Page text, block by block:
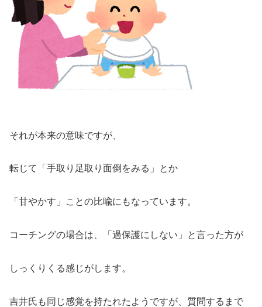
それが本来の意味ですが、
転じて「手取り足取り面倒をみる」とか
「甘やかす」ことの比喩にもなっています。
コーチングの場合は、「過保護にしない」と言った方が
しっくりくる感じがします。
吉井氏も同じ感覚を持たれたようですが、質問するまで